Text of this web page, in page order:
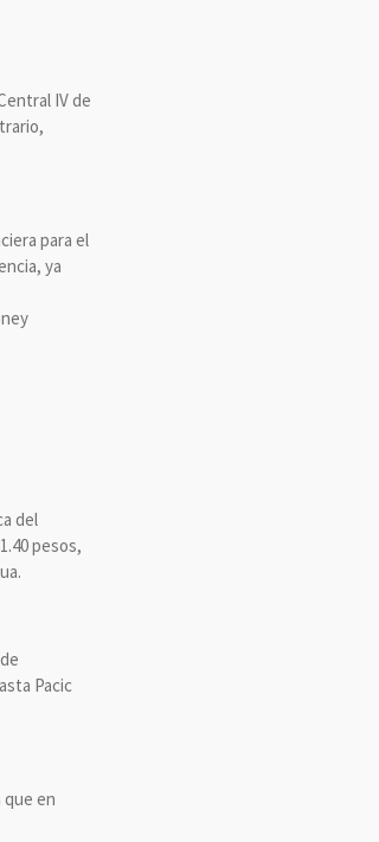
IV de
para el
ya
del
pesos,
Pacic
que en